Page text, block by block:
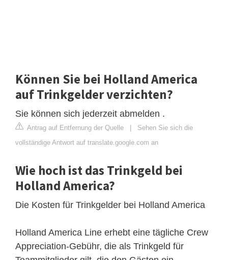
Können Sie bei Holland America
auf Trinkgelder verzichten?
Sie können sich jederzeit abmelden .
Antrag auf Entfernung der Quelle
Sehen Sie sich die
vollständige Antwort auf translate.google.com an
Wie hoch ist das Trinkgeld bei
Holland America?
Die Kosten für Trinkgelder bei Holland America
Holland America Line erhebt eine tägliche Crew
Appreciation-Gebühr, die als Trinkgeld für